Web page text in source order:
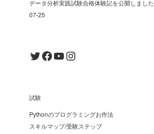
データ分析実践試験合格体験記を公開しました
07-25
Twitter
Facebook
YouTube
Instagram
試験
Pythonのプログラミングお作法
スキルマップ/受験ステップ